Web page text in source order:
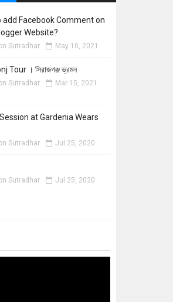
add Facebook Comment on
Website?
Sutradhar May 10, 2021
Tour । সিরাজগঞ্জ ভ্রমন
Sutradhar Mar 15, 2021
at Gardenia Wears
Sutradhar Jul 25, 2020
Sutradhar Jul 25, 2020